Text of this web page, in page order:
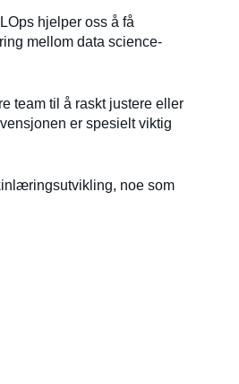
hjelper oss å få
mellom data science-
team til å raskt justere eller
er spesielt viktig
noe som